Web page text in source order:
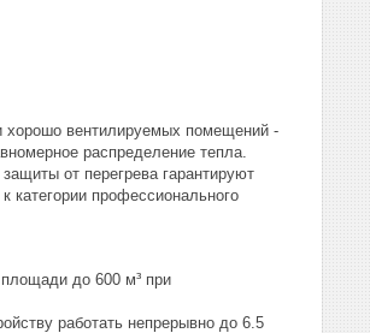
хорошо вентилируемых помещений -
распределение тепла.
от перегрева гарантируют
профессионального
до 600 м³ при
работать непрерывно до 6.5